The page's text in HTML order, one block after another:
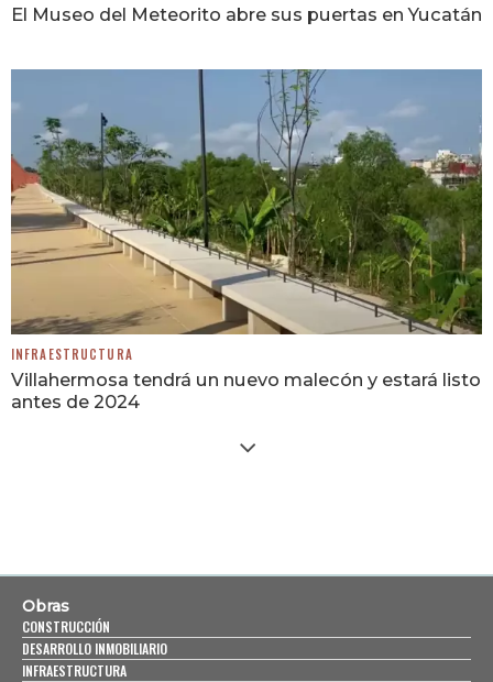
El Museo del Meteorito abre sus puertas en Yucatán
INFRAESTRUCTURA
Villahermosa tendrá un nuevo malecón y estará listo
antes de 2024
Obras
CONSTRUCCIÓN
DESARROLLO INMOBILIARIO
INFRAESTRUCTURA